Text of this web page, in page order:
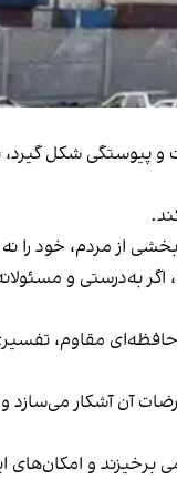
پیوستگی شکل گیرد،
از مردم، خود را
به‌درستی و
حافظه‌ای مقاوم،
آن آشکار
برخیزند و